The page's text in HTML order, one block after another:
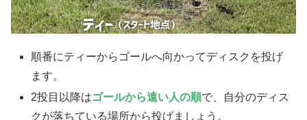
順番にティーからゴールへ向かってディスクを投げ
ます。
2投目以降はゴールから遠い人の順で、自分のディス
クが落ちている場所から投げましょう。